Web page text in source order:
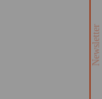
Newsletter